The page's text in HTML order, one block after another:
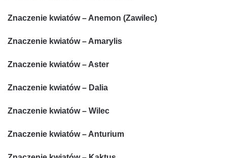
Znaczenie kwiatów – Anemon (Zawilec)
Znaczenie kwiatów – Amarylis
Znaczenie kwiatów – Aster
Znaczenie kwiatów – Dalia
Znaczenie kwiatów – Wilec
Znaczenie kwiatów – Anturium